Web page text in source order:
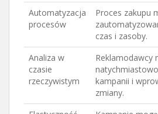
Automatyzacja
procesów
Proces zakupu
czas i zasoby.
Analiza w
czasie
rzeczywistym
Reklamodawcy
kampanii i
zmiany.